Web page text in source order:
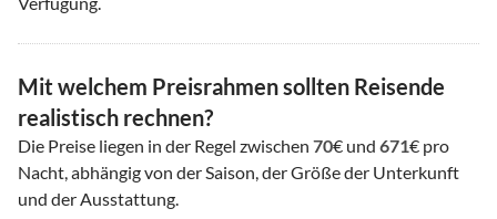
Mit welchem Preisrahmen sollten Reisende
realistisch rechnen?
Die Preise liegen in der Regel zwischen 70€ und 671€ pro
Nacht, abhängig von der Saison, der Größe der Unterkunft
und der Ausstattung.